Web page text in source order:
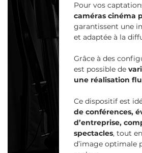
Pour vos
caméras cinéma
garantissent une
et adaptée à la
Grâce à des
est possible de
une réalisation
Ce dispositif est
de conférences,
d’entreprise,
spectacles, tout
d’image optimale